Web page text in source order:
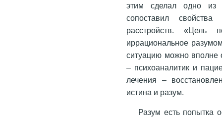
этим сделал одно из
сопоставил
расстройств. «Цель
иррациональное
ситуацию можно вполне
– психоаналитик и
лечения –
истина и разум.
Разум есть попытка